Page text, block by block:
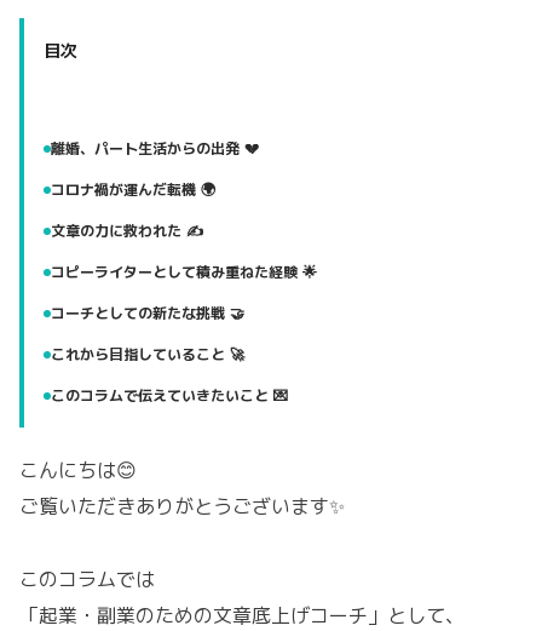
目次
離婚、パート生活からの出発 💔
コロナ禍が運んだ転機 🌍
文章の力に救われた ✍️
コピーライターとして積み重ねた経験 🌟
コーチとしての新たな挑戦 🤝
これから目指していること 🚀
このコラムで伝えていきたいこと 💌
こんにちは😊
ご覧いただきありがとうございます✨
このコラムでは
「起業・副業のための文章底上げコーチ」として、